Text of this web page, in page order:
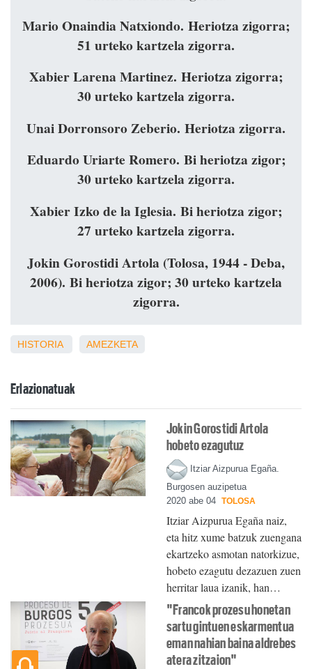
Mario Onaindia Natxiondo. Heriotza zigorra;
51 urteko kartzela zigorra.
Xabier Larena Martinez. Heriotza zigorra;
30 urteko kartzela zigorra.
Unai Dorronsoro Zeberio. Heriotza zigorra.
Eduardo Uriarte Romero. Bi heriotza zigor;
30 urteko kartzela zigorra.
Xabier Izko de la Iglesia. Bi heriotza zigor;
27 urteko kartzela zigorra.
Jokin Gorostidi Artola (Tolosa, 1944 - Deba,
2006). Bi heriotza zigor; 30 urteko kartzela
zigorra.
HISTORIA AMEZKETA
Erlazionatuak
Jokin Gorostidi Artola
hobeto ezagutuz
Itziar Aizpurua Egaña.
Burgosen auzipetua
2020 abe 04 TOLOSA
Itziar Aizpurua Egaña naiz,
eta hitz xume batzuk zuengana
ekartzeko asmotan natorkizue,
hobeto ezagutu dezazuen zuen
herritar laua izanik, han…
"Francok prozesu honetan
sartu gintuen eskarmentua
eman nahian baina aldrebes
atera zitzaion"